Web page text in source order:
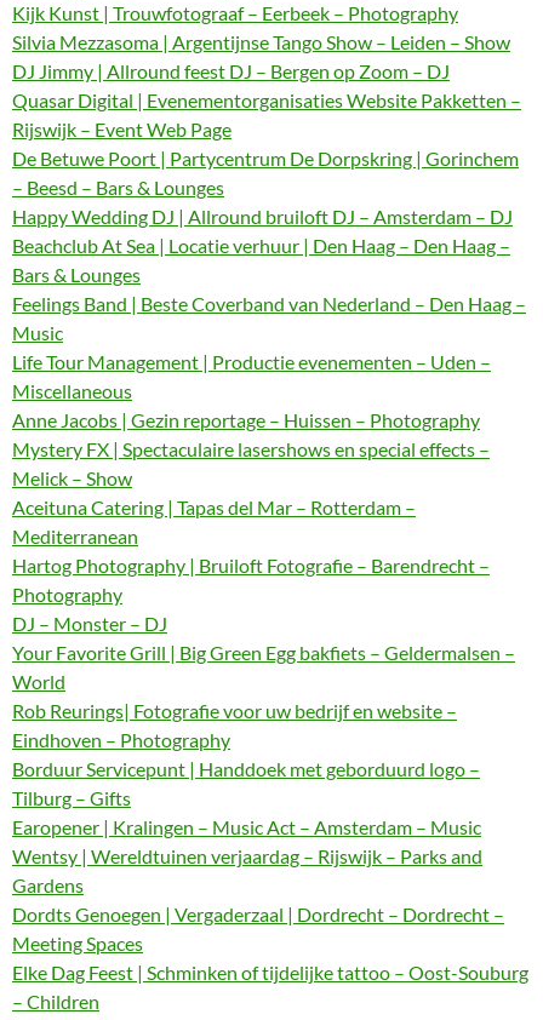
Kijk Kunst | Trouwfotograaf – Eerbeek – Photography
Silvia Mezzasoma | Argentijnse Tango Show – Leiden – Show
DJ Jimmy | Allround feest DJ – Bergen op Zoom – DJ
Quasar Digital | Evenementorganisaties Website Pakketten –
Rijswijk – Event Web Page
De Betuwe Poort | Partycentrum De Dorpskring | Gorinchem
– Beesd – Bars & Lounges
Happy Wedding DJ | Allround bruiloft DJ – Amsterdam – DJ
Beachclub At Sea | Locatie verhuur | Den Haag – Den Haag –
Bars & Lounges
Feelings Band | Beste Coverband van Nederland – Den Haag –
Music
Life Tour Management | Productie evenementen – Uden –
Miscellaneous
Anne Jacobs | Gezin reportage – Huissen – Photography
Mystery FX | Spectaculaire lasershows en special effects –
Melick – Show
Aceituna Catering | Tapas del Mar – Rotterdam –
Mediterranean
Hartog Photography | Bruiloft Fotografie – Barendrecht –
Photography
DJ – Monster – DJ
Your Favorite Grill | Big Green Egg bakfiets – Geldermalsen –
World
Rob Reurings| Fotografie voor uw bedrijf en website –
Eindhoven – Photography
Borduur Servicepunt | Handdoek met geborduurd logo –
Tilburg – Gifts
Earopener | Kralingen – Music Act – Amsterdam – Music
Wentsy | Wereldtuinen verjaardag – Rijswijk – Parks and
Gardens
Dordts Genoegen | Vergaderzaal | Dordrecht – Dordrecht –
Meeting Spaces
Elke Dag Feest | Schminken of tijdelijke tattoo – Oost-Souburg
– Children